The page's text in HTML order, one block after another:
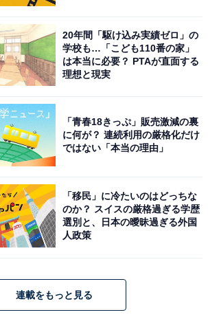
」
地図更新 フルセグ Bluetooth HDMI カ
Amazonで見る
」
20年間「駆け込み実績ゼロ」の
学校も…「こども110番の家」
は本当に必要？ PTAが直面する
理想と現実
「青春18きっぷ」販売激減の裏
に何が？ 連続利用の厳格化だけ
ではない「本当の理由」
「移民」に冷たいのはどっちな
のか？ スイスの厳格過ぎる学歴
選別と、日本の曖昧過ぎる外国
人政策
連載をもっと見る